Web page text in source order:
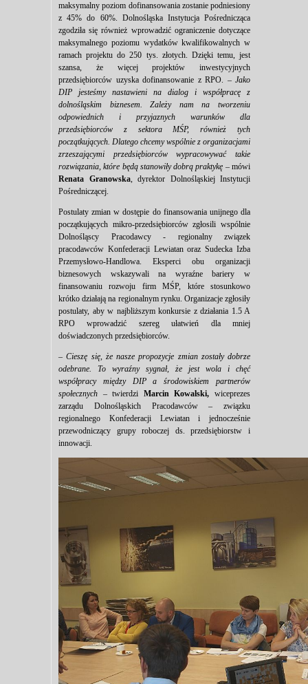
maksymalny poziom dofinansowania zostanie podniesiony
z 45% do 60%. Dolnośląska Instytucja Pośrednicząca
zgodziła się również wprowadzić ograniczenie dotyczące
maksymalnego poziomu wydatków kwalifikowalnych w
ramach projektu do 250 tys. złotych. Dzięki temu, jest
szansa, że więcej projektów inwestycyjnych
przedsiębiorców uzyska dofinansowanie z RPO. – Jako
DIP jesteśmy nastawieni na dialog i współpracę z
dolnośląskim biznesem. Zależy nam na tworzeniu
odpowiednich i przyjaznych warunków dla
przedsiębiorców z sektora MŚP, również tych
początkujących. Dlatego chcemy wspólnie z organizacjami
zrzeszającymi przedsiębiorców wypracowywać takie
rozwiązania, które będą stanowiły dobrą praktykę – mówi
Renata Granowska, dyrektor Dolnośląskiej Instytucji
Pośredniczącej.
Postulaty zmian w dostępie do finansowania unijnego dla
początkujących mikro-przedsiębiorców zgłosili wspólnie
Dolnośląscy Pracodawcy - regionalny związek
pracodawców Konfederacji Lewiatan oraz Sudecka Izba
Przemysłowo-Handlowa. Eksperci obu organizacji
biznesowych wskazywali na wyraźne bariery w
finansowaniu rozwoju firm MŚP, które stosunkowo
krótko działają na regionalnym rynku. Organizacje zgłosiły
postulaty, aby w najbliższym konkursie z działania 1.5 A
RPO wprowadzić szereg ułatwień dla mniej
doświadczonych przedsiębiorców.
–Cieszę się, że nasze propozycje zmian zostały dobrze
odebrane. To wyraźny sygnał, że jest wola i chęć
współpracy między DIP a środowiskiem partnerów
społecznych – twierdzi Marcin Kowalski, wiceprezes
zarządu Dolnośląskich Pracodawców – związku
regionalnego Konfederacji Lewiatan i jednocześnie
przewodniczący grupy roboczej ds. przedsiębiorstw i
innowacji.